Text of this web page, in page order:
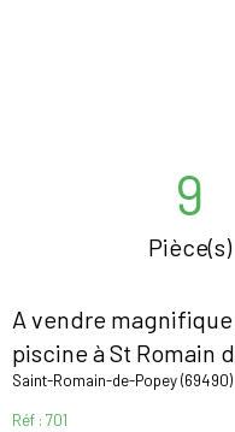
9
Pièce(s)
A vendre
piscine à St Romain
Saint-Romain-de-Popey (69490)
Réf : 701